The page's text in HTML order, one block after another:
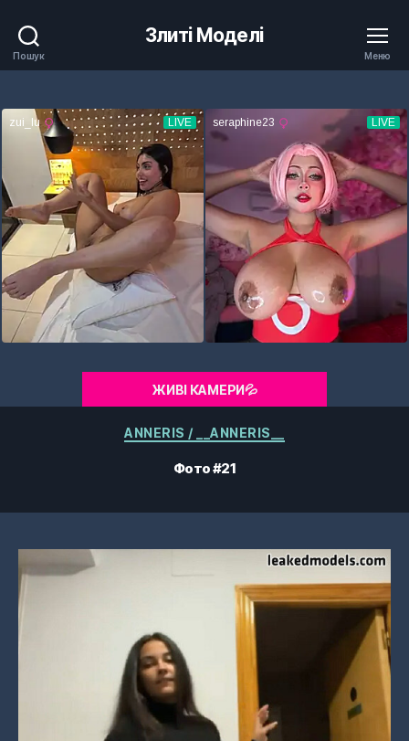
Пошук
Злиті Моделі
Меню
ЖИВІ КАМЕРИ💦
Категорії
ANNERIS / __ANNERIS__
Фото #21